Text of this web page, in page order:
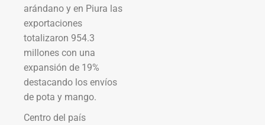
arándano y en Piura las
exportaciones
totalizaron 954.3
millones con una
expansión de 19%
destacando los envíos
de pota y mango.
Centro del país